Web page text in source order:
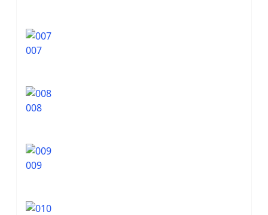
007
008
009